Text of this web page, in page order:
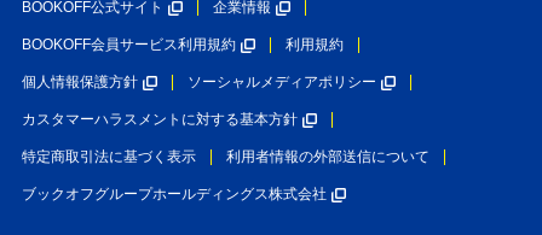
BOOKOFF公式サイト 企業情報
BOOKOFF会員サービス利用規約 利用規約
個人情報保護方針 ソーシャルメディアポリシー
カスタマーハラスメントに対する基本方針
特定商取引法に基づく表示 利用者情報の外部送信について
ブックオフグループホールディングス株式会社